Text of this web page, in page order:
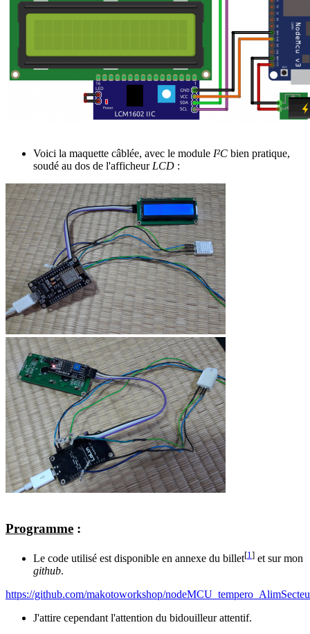
Voici la maquette câblée, avec le module I²C bien pratique,
soudé au dos de l'afficheur LCD :
Programme :
Le code utilisé est disponible en annexe du billet[1 ] et sur mon
github.
https://github.com/makotoworkshop/
J'attire cependant l'attention du bidouilleur attentif.